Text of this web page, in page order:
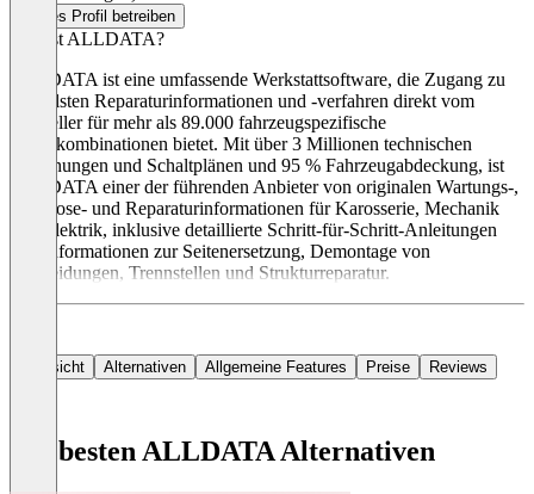
Dieses Profil betreiben
Was ist ALLDATA?
ALLDATA ist eine umfassende Werkstattsoftware, die Zugang zu
aktuellsten Reparaturinformationen und -verfahren direkt vom
Hersteller für mehr als 89.000 fahrzeugspezifische
Motorkombinationen bietet. Mit über 3 Millionen technischen
Zeichnungen und Schaltplänen und 95 % Fahrzeugabdeckung, ist
ALLDATA einer der führenden Anbieter von originalen Wartungs-,
Diagnose- und Reparaturinformationen für Karosserie, Mechanik
und Elektrik, inklusive detaillierte Schritt-für-Schritt-Anleitungen
und Informationen zur Seitenersetzung, Demontage von
Verkleidungen, Trennstellen und Strukturreparatur.
Übersicht Alternativen Allgemeine Features Preise Reviews
Die besten ALLDATA Alternativen